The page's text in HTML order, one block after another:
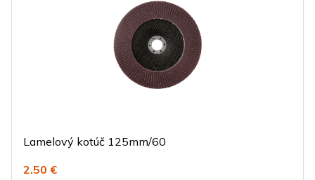
Lamelový kotúč 125mm/60
2.50 €